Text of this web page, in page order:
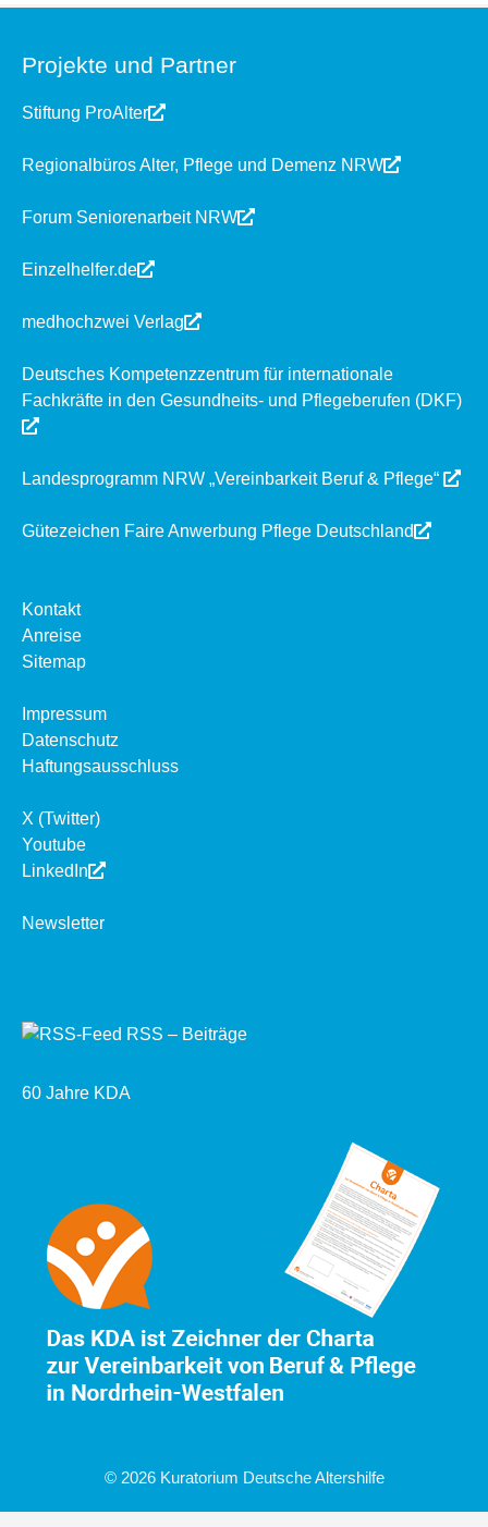
Projekte und Partner
Stiftung ProAlter
Regionalbüros Alter, Pflege und Demenz NRW
Forum Seniorenarbeit NRW
Einzelhelfer.de
medhochzwei Verlag
Deutsches Kompetenzzentrum für internationale
Fachkräfte in den Gesundheits- und Pflegeberufen (DKF)
Landesprogramm NRW „Vereinbarkeit Beruf & Pflege“
Gütezeichen Faire Anwerbung Pflege Deutschland
Kontakt
Anreise
Sitemap
Impressum
Datenschutz
Haftungsausschluss
X (Twitter)
Youtube
LinkedIn
Newsletter
RSS – Beiträge
60 Jahre KDA
© 2026 Kuratorium Deutsche Altershilfe